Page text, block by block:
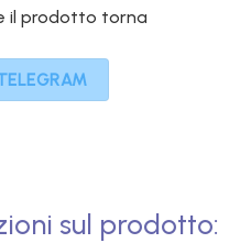
il prodotto torna
sul prodotto: